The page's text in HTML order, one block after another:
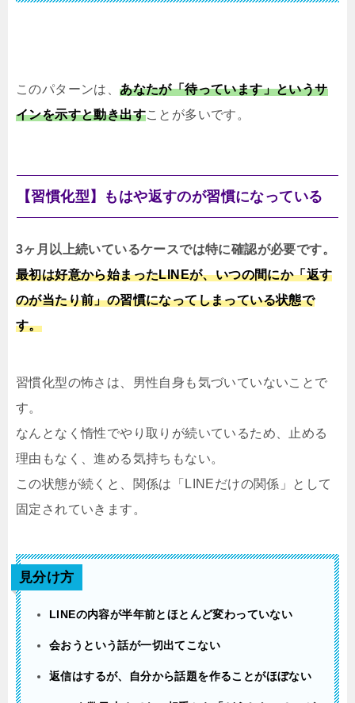
このパターンは、あなたが「待っています」というサ
インを示すと動き出すことが多いです。
【習慣化型】もはや返すのが習慣になっている
3ヶ月以上続いているケースでは特に確認が必要です。
最初は好意から始まったLINEが、いつの間にか「返す
のが当たり前」の習慣になってしまっている状態で
す。
習慣化型の怖さは、男性自身も気づいていないことで
す。
なんとなく惰性でやり取りが続いているため、止める
理由もなく、進める気持ちもない。
この状態が続くと、関係は「LINEだけの関係」として
固定されていきます。
見分け方
LINEの内容が半年前とほとんど変わっていない
会おうという話が一切出てこない
返信はするが、自分から話題を作ることがほぼない